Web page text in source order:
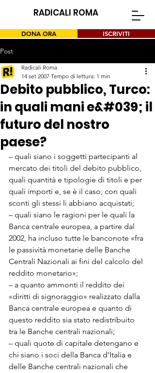
RADICALI ROMA
DONA ORA ISCRIVITI
Post
Debito pubblico, Turco:
in quali mani e&#039; il
futuro del nostro
paese?
Radicali Roma
14 set 2007 Tempo di lettura: 1 min
– quali siano i soggetti partecipanti al
mercato dei titoli del debito pubblico,
quali quantità e tipologie di titoli e per
quali importi e, se è il caso, con quali
sconti gli stessi li abbiano acquistati;
– quali siano le ragioni per le quali la
Banca centrale europea, a partire dal
2002, ha incluso tutte le banconote «fra
le passività monetarie delle Banche
Centrali Nazionali ai fini del calcolo del
reddito monetario»;
– a quanto ammonti il reddito dei
«diritti di signoraggio» realizzato dalla
Banca centrale europea e quanto di
questo reddito sia stato redistribuito
tra le Banche centrali nazionali;
– quali quote di capitale detengano e
chi siano i soci della Banca d’Italia e
delle Banche centrali nazionali che